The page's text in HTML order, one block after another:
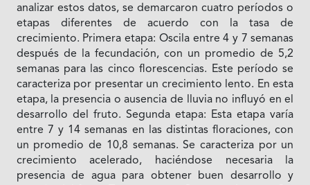
analizar estos datos, se demarcaron cuatro períodos o
etapas diferentes de acuerdo con la tasa de
crecimiento. Primera etapa: Oscila entre 4 y 7 semanas
después de la fecundación, con un promedio de 5,2
semanas para las cinco florescencias. Este período se
caracteriza por presentar un crecimiento lento. En esta
etapa, la presencia o ausencia de lluvia no influyó en el
desarrollo del fruto. Segunda etapa: Esta etapa varía
entre 7 y 14 semanas en las distintas floraciones, con
un promedio de 10,8 semanas. Se caracteriza por un
crecimiento acelerado, haciéndose necesaria la
presencia de agua para obtener buen desarrollo y